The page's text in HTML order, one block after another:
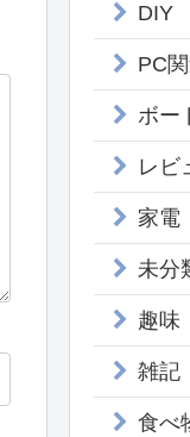
DIY
PC
ボー
レビ
家電
未分
趣味
雑記
食べ